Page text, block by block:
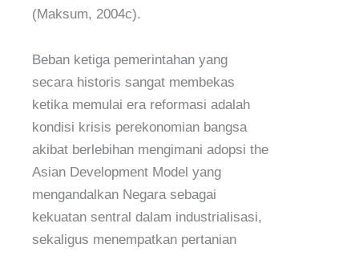
(Maksum, 2004c).
Beban ketiga pemerintahan yang
secara historis sangat membekas
ketika memulai era reformasi adalah
kondisi krisis perekonomian bangsa
akibat berlebihan mengimani adopsi the
Asian Development Model yang
mengandalkan Negara sebagai
kekuatan sentral dalam industrialisasi,
sekaligus menempatkan pertanian